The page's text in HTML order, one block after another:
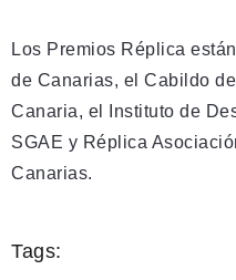
Los Premios Réplica
de Canarias, el Cabildo
Canaria, el Instituto de
SGAE y Réplica
Canarias.
Tags: